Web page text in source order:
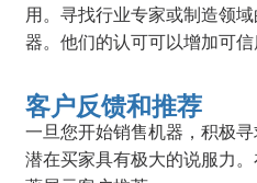
用。寻找行业专家或制造领
器。他们的认可可以增加可信
客户反馈和推荐
一旦您开始销售机器，积极
潜在买家具有极大的说服力